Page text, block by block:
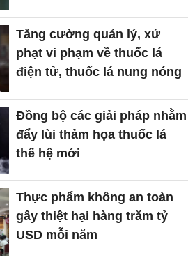
Tăng cường quản lý, xử
phạt vi phạm về thuốc lá
điện tử, thuốc lá nung nóng
Đồng bộ các giải pháp nhằm
đẩy lùi thảm họa thuốc lá
thế hệ mới
Thực phẩm không an toàn
gây thiệt hại hàng trăm tỷ
USD mỗi năm